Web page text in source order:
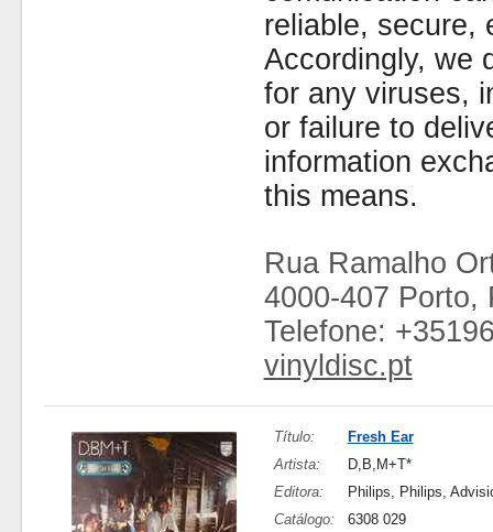
reliable, secure,
Accordingly, we
for any viruses,
or failure to
information
this means.
Rua Ramalho
4000-407 Porto,
Telefone:
vinyldisc.pt
Título:
Fresh Ear
Artista:
D,B,M+T*
Editora:
Philips, Philips,
Catálogo:
6308 029